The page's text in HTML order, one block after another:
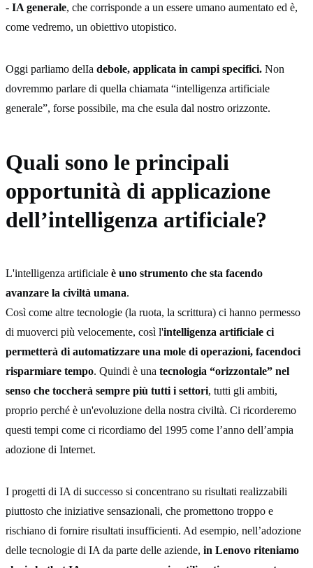
- IA generale, che corrisponde a un essere umano aumentato ed è,
come vedremo, un obiettivo utopistico.
Oggi parliamo delIa debole, applicata in campi specifici. Non
dovremmo parlare di quella chiamata “intelligenza artificiale
generale”, forse possibile, ma che esula dal nostro orizzonte.
Quali sono le principali
opportunità di applicazione
dell’intelligenza artificiale?
L'intelligenza artificiale è uno strumento che sta facendo
avanzare la civiltà umana.
Così come altre tecnologie (la ruota, la scrittura) ci hanno permesso
di muoverci più velocemente, così l'intelligenza artificiale ci
permetterà di automatizzare una mole di operazioni, facendoci
risparmiare tempo. Quindi è una tecnologia “orizzontale” nel
senso che toccherà sempre più tutti i settori, tutti gli ambiti,
proprio perché è un'evoluzione della nostra civiltà. Ci ricorderemo
questi tempi come ci ricordiamo del 1995 come l’anno dell’ampia
adozione di Internet.
I progetti di IA di successo si concentrano su risultati realizzabili
piuttosto che iniziative sensazionali, che promettono troppo e
rischiano di fornire risultati insufficienti. Ad esempio, nell’adozione
delle tecnologie di IA da parte delle aziende, in Lenovo riteniamo